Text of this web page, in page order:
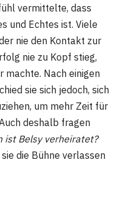
vermittelte, dass
und Echtes ist. Viele
nie den Kontakt zur
nie zu Kopf stieg,
machte. Nach einigen
sie sich jedoch, sich
um mehr Zeit für
deshalb fragen
ist Belsy verheiratet?
die Bühne verlassen